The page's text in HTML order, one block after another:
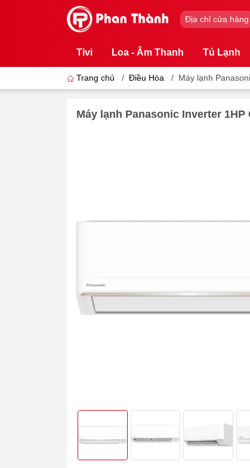
Địa chỉ cửa hàng
Tivi Loa - Âm Thanh Tủ Lạnh
Trang chủ / Điều Hòa / Máy lạnh
Máy lạnh Panasonic Inverter 1HP